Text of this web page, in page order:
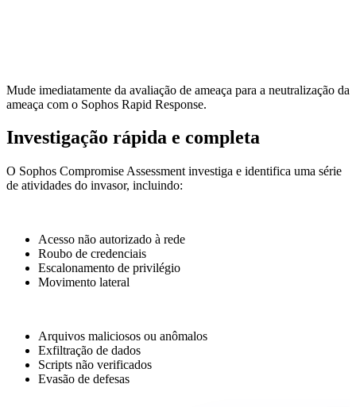
Mude imediatamente da avaliação de ameaça para a neutralização da
ameaça com o Sophos Rapid Response.
Investigação rápida e completa
O Sophos Compromise Assessment investiga e identifica uma série
de atividades do invasor, incluindo:
Acesso não autorizado à rede
Roubo de credenciais
Escalonamento de privilégio
Movimento lateral
Arquivos maliciosos ou anômalos
Exfiltração de dados
Scripts não verificados
Evasão de defesas